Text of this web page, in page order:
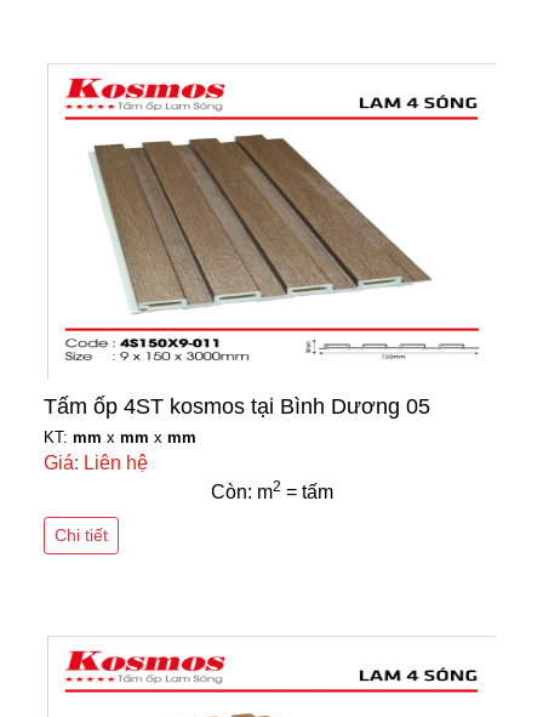
Tấm ốp 4ST kosmos tại Bình Dương 05
KT: mm x mm x mm
Giá: Liên hệ
Còn: m2 = tấm
Chi tiết